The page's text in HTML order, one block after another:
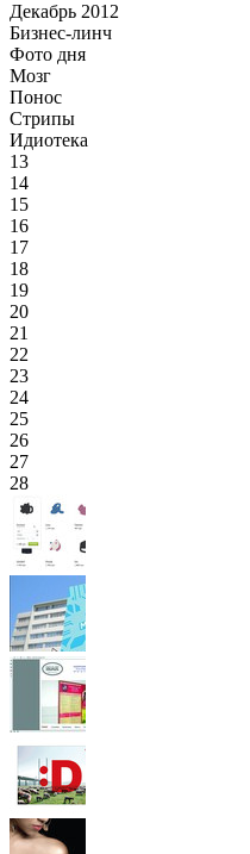
Декабрь 2012
Бизнес-линч
Фото дня
Мозг
Понос
Стрипы
Идиотека
13
14
15
16
17
18
19
20
21
22
23
24
25
26
27
28